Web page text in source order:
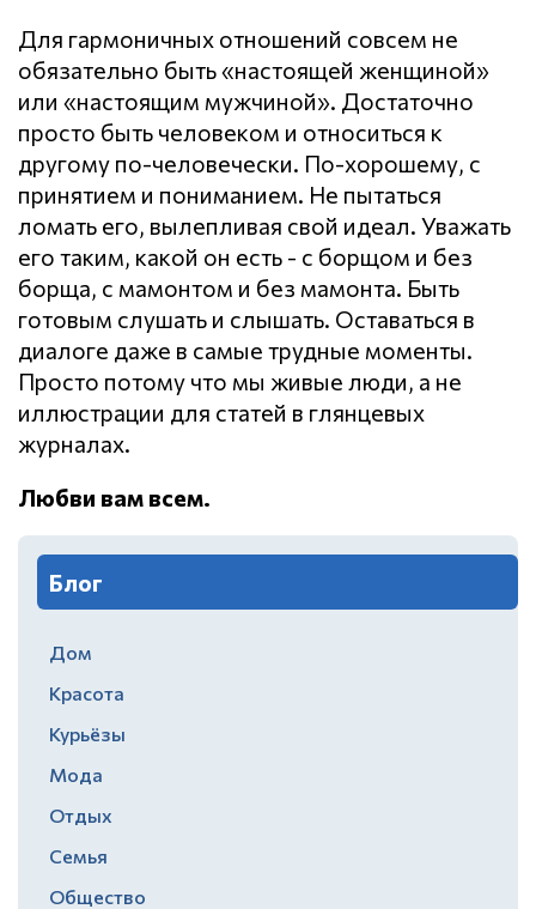
Для гармоничных отношений совсем не
обязательно быть «настоящей женщиной»
или «настоящим мужчиной». Достаточно
просто быть человеком и относиться к
другому по-человечески. По-хорошему, с
принятием и пониманием. Не пытаться
ломать его, вылепливая свой идеал. Уважать
его таким, какой он есть - с борщом и без
борща, с мамонтом и без мамонта. Быть
готовым слушать и слышать. Оставаться в
диалоге даже в самые трудные моменты.
Просто потому что мы живые люди, а не
иллюстрации для статей в глянцевых
журналах.
Любви вам всем.
Блог
Дом
Красота
Курьёзы
Мода
Отдых
Семья
Общество